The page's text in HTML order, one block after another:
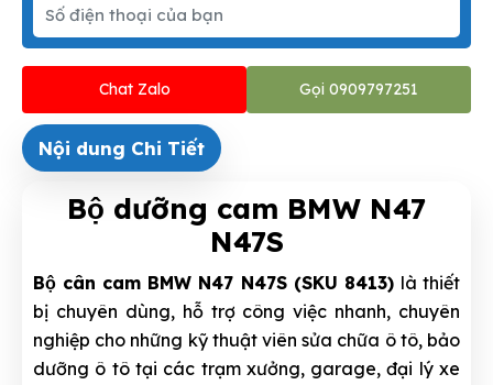
Chat Zalo Gọi 0909797251
Nội dung Chi Tiết
Bộ dưỡng cam BMW N47
N47S
Bộ cân cam BMW N47 N47S (SKU 8413) là thiết
bị chuyên dùng, hỗ trợ công việc nhanh, chuyên
nghiệp cho những kỹ thuật viên sửa chữa ô tô, bảo
dưỡng ô tô tại các trạm xưởng, garage, đại lý xe